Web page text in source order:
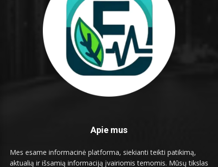
Apie mus
Mes esame informacinė platforma, siekianti teikti patikimą,
aktualią ir išsamią informaciją įvairiomis temomis. Mūsų tikslas